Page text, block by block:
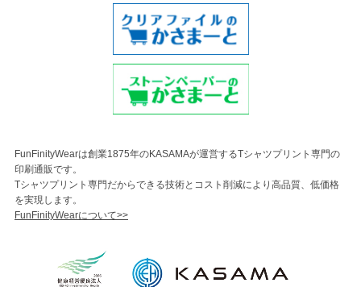
FunFinityWearは創業1875年のKASAMAが運営するTシャツプリント専門の
印刷通販です。
Tシャツプリント専門だからできる技術とコスト削減により高品質、低価格
を実現します。
FunFinityWearについて>>